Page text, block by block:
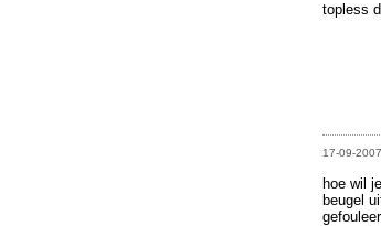
topless
17-09-
hoe wil
beugel